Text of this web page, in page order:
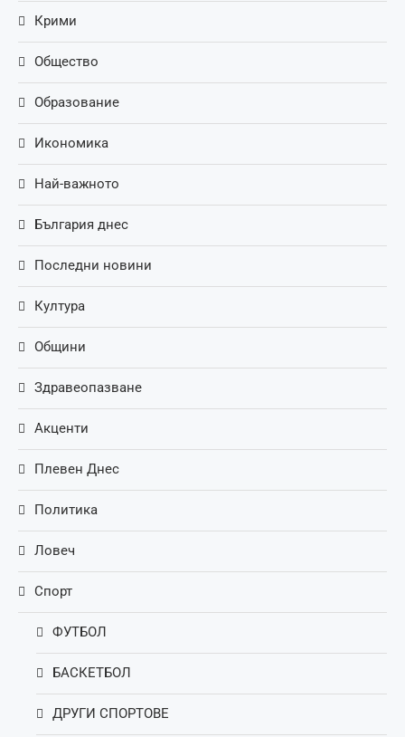
Крими
Общество
Образование
Икономика
Най-важното
България днес
Последни новини
Култура
Общини
Здравеопазване
Акценти
Плевен Днес
Политика
Ловеч
Спорт
ФУТБОЛ
БАСКЕТБОЛ
ДРУГИ СПОРТОВЕ